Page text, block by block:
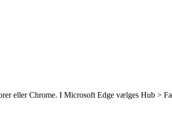
eller Chrome. I Microsoft Edge vælges Hub >